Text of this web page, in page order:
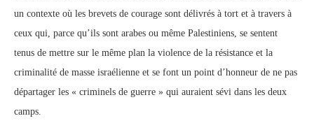
un contexte où les brevets de courage sont délivrés à tort et à travers à
ceux qui, parce qu’ils sont arabes ou même Palestiniens, se sentent
tenus de mettre sur le même plan la violence de la résistance et la
criminalité de masse israélienne et se font un point d’honneur de ne pas
départager les « criminels de guerre » qui auraient sévi dans les deux
camps.